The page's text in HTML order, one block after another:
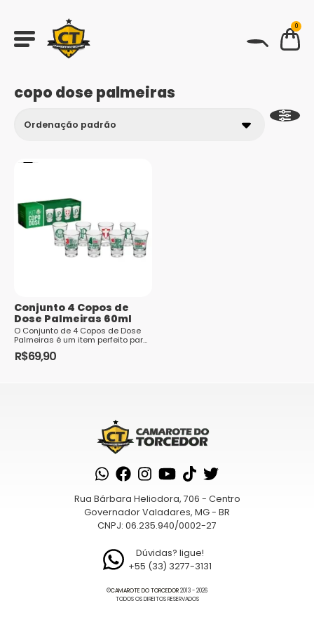
0
copo dose palmeiras
Conjunto 4 Copos de
Dose Palmeiras 60ml
O Conjunto de 4 Copos de Dose
Palmeiras é um item perfeito para
os torcedores apaixonados pelo
clube. Cada copo possui
R$69,90
Rua Bárbara Heliodora, 706 - Centro
Governador Valadares, MG - BR
CNPJ: 06.235.940/0002-27
Dúvidas? ligue!
+55 (33) 3277-3131
©CAMAROTE DO TORCEDOR2013 - 2026
TODOS OS DIREITOS RESERVADOS